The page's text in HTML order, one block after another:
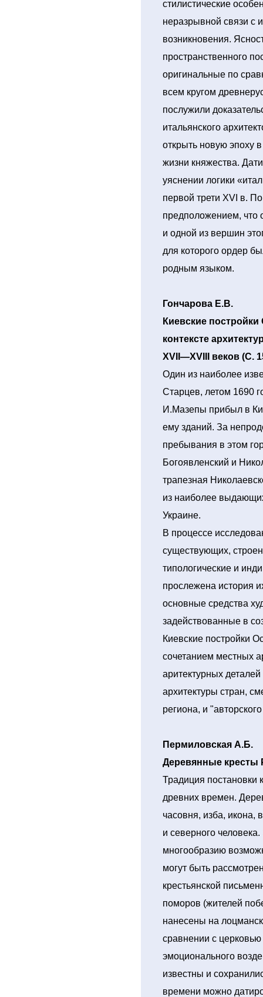
стилистические
неразрывной связи с
возникновения.
пространственного
оригинальные по
всем кругом
послужили
итальянского
открыть новую эпоху
жизни княжества.
уяснении логики
первой трети XVI в.
предположением, что
и одной из вершин
для которого ордер
родным языком.
Гончарова Е.В.
Киевские
контексте
XVII—XVIII веков (С.
Один из наиболее
Старцев, летом 1690
И.Мазепы прибыл в
ему зданий. За
пребывания в этом
Богоявленский и
трапезная
из наиболее
Украине.
В процессе
существующих,
типологические и
прослежена история
основные средства
задействованные в
Киевские постройки
сочетанием местных
аритектурных
архитектуры стран,
региона, и
Пермиловская А.Б.
Деревянные кресты
Традиция постановки
древних времен.
часовня, изба, икона,
и северного
многообразию
могут быть
крестьянской
поморов (жителей
нанесены на
сравнении с
эмоционального
известны и
времени можно